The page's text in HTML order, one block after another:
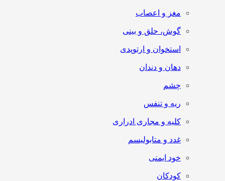
مغز و اعصاب
گوش، حلق و بینی
استخوان و ارتوپدی
دهان و دندان
چشم
ریه و تنفس
کلیه و مجاری ادراری
غدد و متابولیسم
خود ایمنی
کودکان